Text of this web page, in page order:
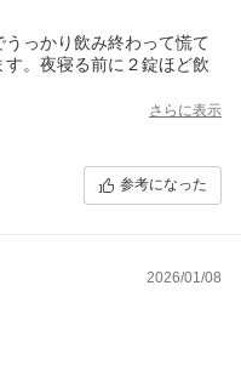
っかり飲み終わって慌て
。夜寝る前に２錠ほど飲
さらに表示
参考になった
2026/01/08